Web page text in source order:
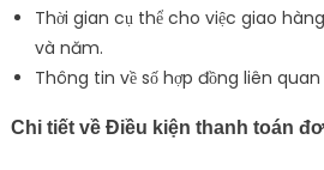
Thời gian cụ thể cho việc giao
và năm.
Thông tin về số hợp đồng liên
Chi tiết về Điều kiện thanh toán